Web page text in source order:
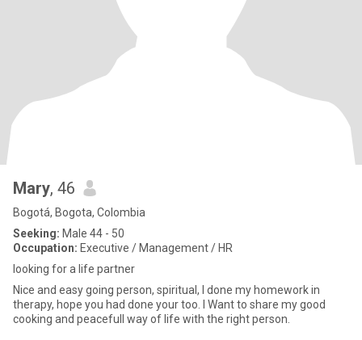
Mary, 46
Bogotá, Bogota, Colombia
Seeking: Male 44 - 50
Occupation: Executive / Management / HR
looking for a life partner
Nice and easy going person, spiritual, I done my homework in
therapy, hope you had done your too. I Want to share my good
cooking and peacefull way of life with the right person.